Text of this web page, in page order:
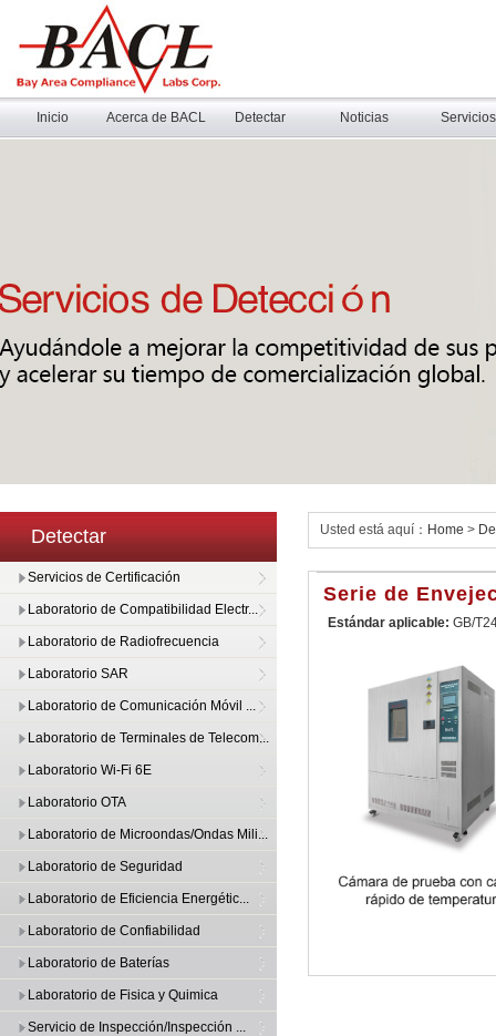
Inicio Acerca de BACL Detectar Noticias Servicios
Detectar
Servicios de Certificación
Laboratorio de Compatibilidad Electr...
Laboratorio de Radiofrecuencia
Laboratorio SAR
Laboratorio de Comunicación Móvil ...
Laboratorio de Terminales de Telecom...
Laboratorio Wi-Fi 6E
Laboratorio OTA
Laboratorio de Microondas/Ondas Mili...
Laboratorio de Seguridad
Laboratorio de Eficiencia Energétic...
Laboratorio de Confiabilidad
Laboratorio de Baterías
Laboratorio de Fisica y Quimica
Servicio de Inspección/Inspección ...
Usted está aquí： Home >
Serie de
Estándar aplicable: GB/